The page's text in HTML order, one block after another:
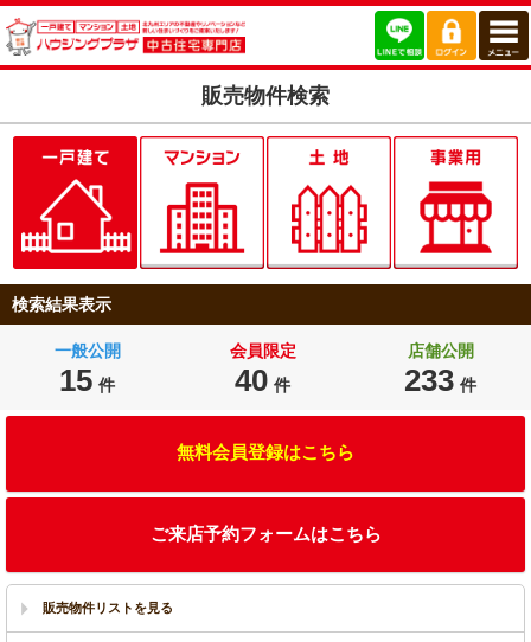
販売物件検索
検索結果表示
一般公開
15 件
会員限定
40 件
店舗公開
233 件
無料会員登録はこちら
ご来店予約フォームはこちら
販売物件リストを見る